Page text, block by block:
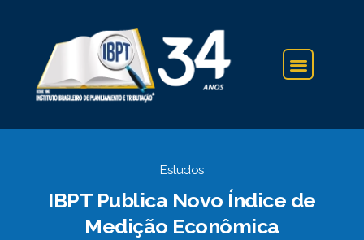
Estudos
IBPT Publica Novo Índice de
Medição Econômica